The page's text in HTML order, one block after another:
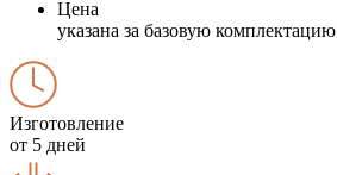
Цена
указана за базовую комплектацию
Изготовление
от 5 дней